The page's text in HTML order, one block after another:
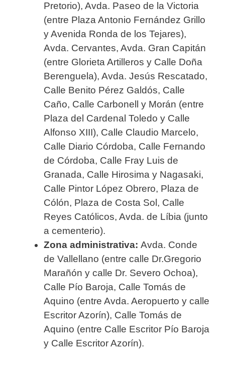
Pretorio), Avda. Paseo de la Victoria
(entre Plaza Antonio Fernández Grillo
y Avenida Ronda de los Tejares),
Avda. Cervantes, Avda. Gran Capitán
(entre Glorieta Artilleros y Calle Doña
Berenguela), Avda. Jesús Rescatado,
Calle Benito Pérez Galdós, Calle
Caño, Calle Carbonell y Morán (entre
Plaza del Cardenal Toledo y Calle
Alfonso XIII), Calle Claudio Marcelo,
Calle Diario Córdoba, Calle Fernando
de Córdoba, Calle Fray Luis de
Granada, Calle Hirosima y Nagasaki,
Calle Pintor López Obrero, Plaza de
Cólón, Plaza de Costa Sol, Calle
Reyes Católicos, Avda. de Líbia (junto
a cementerio).
Zona administrativa: Avda. Conde
de Vallellano (entre calle Dr.Gregorio
Marañón y calle Dr. Severo Ochoa),
Calle Pío Baroja, Calle Tomás de
Aquino (entre Avda. Aeropuerto y calle
Escritor Azorín), Calle Tomás de
Aquino (entre Calle Escritor Pío Baroja
y Calle Escritor Azorín).